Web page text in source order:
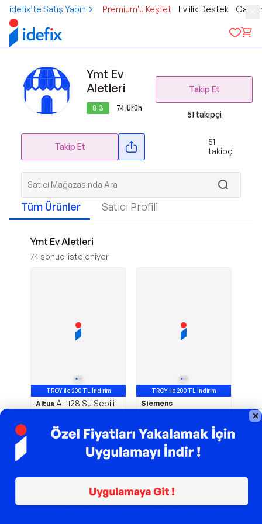
idefix’te Satış Yapın Premium'u Keşfet Evlilik Destek
Ymt Ev
Aletleri
8.3 74 Ürün
Takip Et
51takipçi
Takip Et
51
takipçi
Tüm Ürünler Satıcı Profili
Ymt Ev Aletleri
74 sonuç listeleniyor
TROY ile 200 TL İndirim
Altus Al 1128 Su Sebili
6.269,05TL
TROY ile 200 TL İndirim
Avantajlı Ürün
Siemens
Makinesi 9 kg
47.399,00TL
Sepette44.081,07